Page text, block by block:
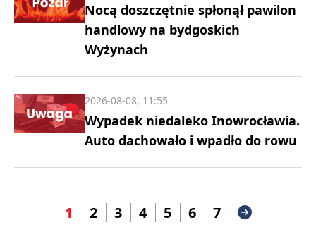
Nocą doszczętnie spłonął pawilon
handlowy na bydgoskich
Wyżynach
Wypadek niedaleko Inowrocławia.
Auto dachowało i wpadło do rowu
2026-08-08, 11:55
1 2 3 4 5 6 7